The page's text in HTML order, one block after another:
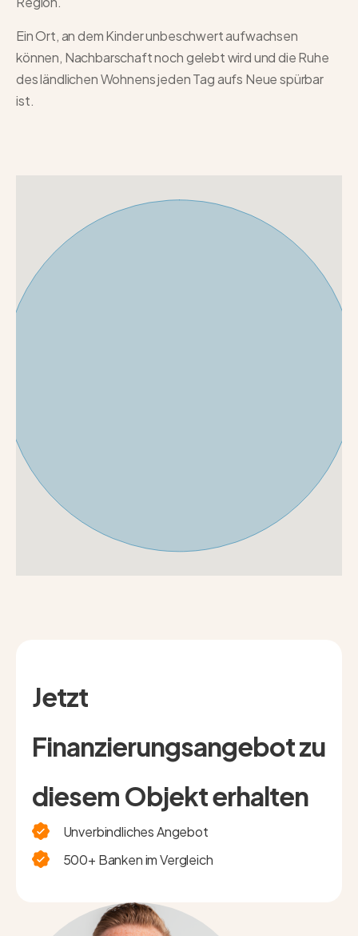
Ein Ort, an dem Kinder unbeschwert aufwachsen
können, Nachbarschaft noch gelebt wird und die Ruhe
des ländlichen Wohnens jeden Tag aufs Neue spürbar
ist.
Jetzt
Finanzierungsangebot zu
diesem Objekt erhalten
Unverbindliches Angebot
500+ Banken im Vergleich